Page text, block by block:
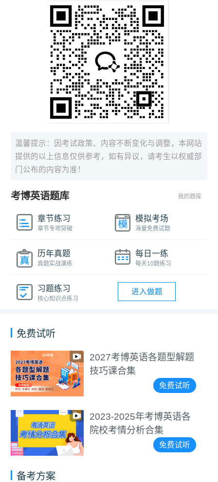
温馨提示：因考试政策、内容不断变化与调整，本网站
提供的以上信息仅供参考，如有异议，请考生以权威部
门公布的内容为准！
考博英语题库 我的题库
章节练习
章节专项突破
模拟考场
海量免费试题
历年真题
真题实战演练
每日一练
每天10题练习
习题练习
核心知识点练习
进入做题
免费试听
2027考博英语各题型解题
技巧课合集
免费试听
2023-2025年考博英语各
院校考情分析合集
免费试听
备考方案